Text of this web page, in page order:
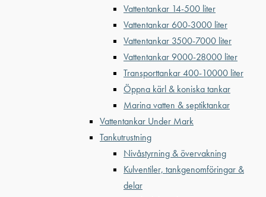
Vattentankar 14-500 liter
Vattentankar 600-3000 liter
Vattentankar 3500-7000 liter
Vattentankar 9000-28000 liter
Transporttankar 400-10000 liter
Öppna kärl & koniska tankar
Marina vatten & septiktankar
Vattentankar Under Mark
Tankutrustning
Nivåstyrning & övervakning
Kulventiler, tankgenomföringar &
delar